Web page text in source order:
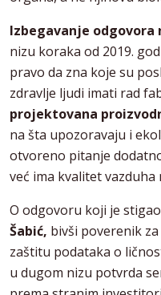
Izbegavanje
nizu koraka od 2019.
pravo da zna koje su
zdravlje ljudi imati rad
projektovana
na šta upozoravaju i
otvoreno pitanje
već ima kvalitet
O odgovoru koji je
Šabić, bivši poverenik
zaštitu podataka o
u dugom nizu potvrda